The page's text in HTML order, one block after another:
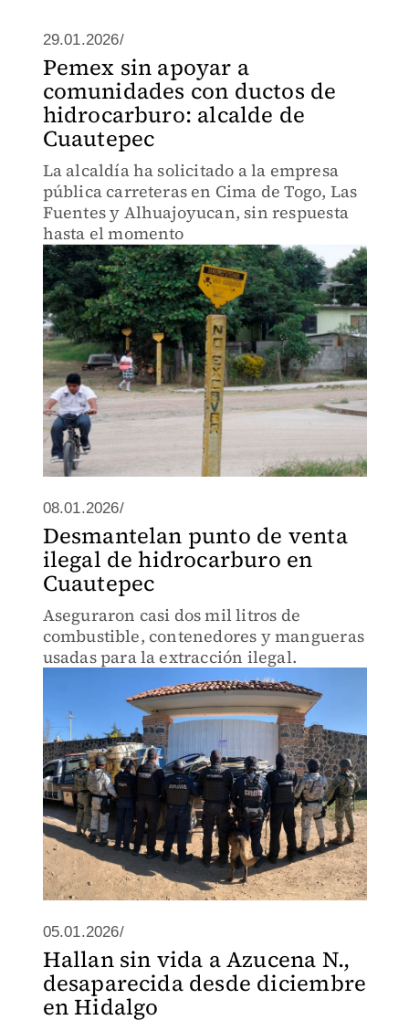
29.01.2026/
Pemex sin apoyar a
comunidades con ductos de
hidrocarburo: alcalde de
Cuautepec
La alcaldía ha solicitado a la empresa
pública carreteras en Cima de Togo, Las
Fuentes y Alhuajoyucan, sin respuesta
hasta el momento
08.01.2026/
Desmantelan punto de venta
ilegal de hidrocarburo en
Cuautepec
Aseguraron casi dos mil litros de
combustible, contenedores y mangueras
usadas para la extracción ilegal.
05.01.2026/
Hallan sin vida a Azucena N.,
desaparecida desde diciembre
en Hidalgo